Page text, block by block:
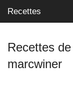
Recettes
Mes blogs préférés
Recettes
marcwiner